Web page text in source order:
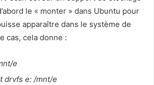
le « monter » dans Ubuntu pour
apparaître dans le système de
cas, cela donne :
e
drvfs e: /mnt/e